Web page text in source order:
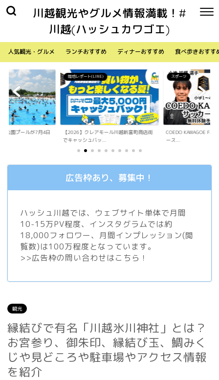
川越観光やグルメ情報満載！#
川越(ハッシュカワゴエ)
人気観光・グルメ ランチおすすめ ディナーおすすめ 食べ歩きおすす
ル川越新富町商店街
スポーツ
COEDO KAWAGOE F.Cが小学生向けサッカ
ース...
生活
「Sky Walker 7058」
内ア...
広告枠あり、募集中！
ハッシュ川越では、ウェブサイト単体で月間
10-15万PV程度、 インスタグラムでは約
18,000フォロワー、月間インプレッション(閲
覧数)は100万程度となっています。
>>広告枠の問い合わせはこちら！
観光
縁結びで有名「川越氷川神社」とは？
お宮参り、御朱印、縁結び玉、鯛みく
じや見どころや駐車場やアクセス情報
を紹介